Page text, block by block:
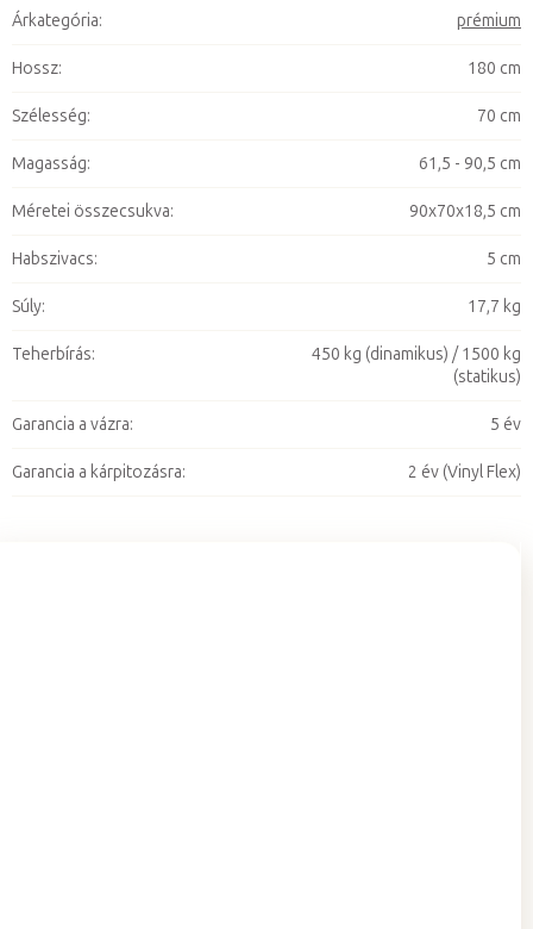
Árkategória: prémium
Hossz: 180 cm
Szélesség: 70 cm
Magasság: 61,5 - 90,5 cm
Méretei összecsukva: 90x70x18,5 cm
Habszivacs: 5 cm
Súly: 17,7 kg
Teherbírás:
450 kg (dinamikus) / 1500 kg
(statikus)
Garancia a vázra: 5 év
Garancia a kárpitozásra: 2 év (Vinyl Flex)